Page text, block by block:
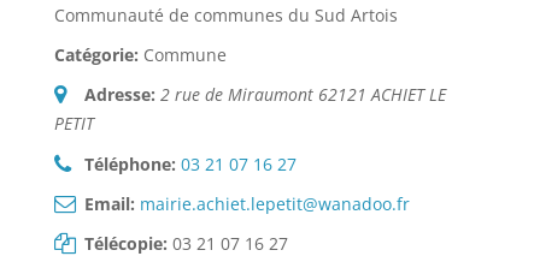
Communauté de communes du Sud Artois
Catégorie: Commune
Adresse: 2 rue de Miraumont 62121 ACHIET LE
PETIT
Téléphone: 03 21 07 16 27
Email: mairie.achiet.lepetit@wanadoo.fr
Télécopie: 03 21 07 16 27